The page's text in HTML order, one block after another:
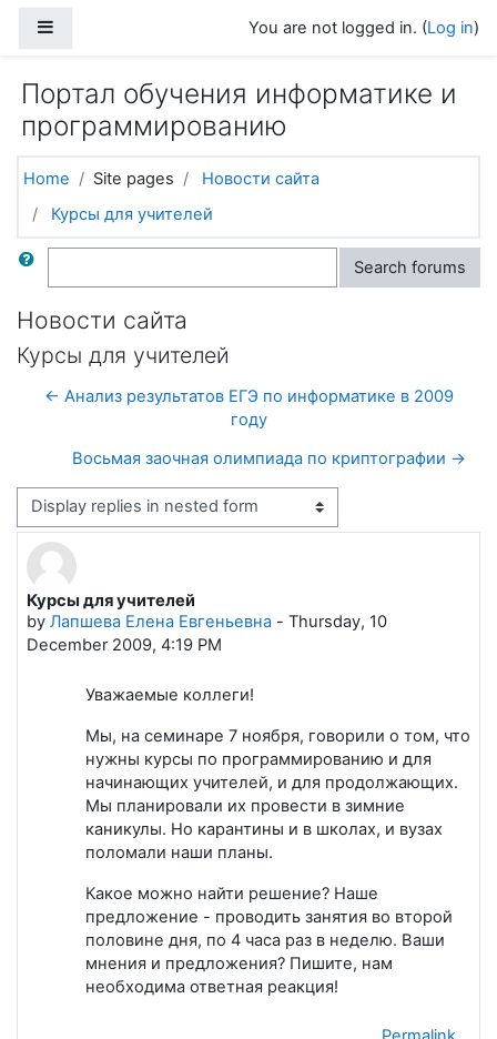
You are not logged in. (Log in)
Портал обучения информатике и
программированию
Home Site pages
Новости сайта
Курсы для учителей
Search Search forums
Новости сайта
Курсы для учителей
← Анализ результатов ЕГЭ по информатике в 2009
году
Восьмая заочная олимпиада по криптографии →
Display mode
Курсы для учителей
by Лапшева Елена Евгеньевна - Thursday, 10
December 2009, 4:19 PM
Number of replies: 0
Уважаемые коллеги!
Мы, на семинаре 7 ноября, говорили о том, что
нужны курсы по программированию и для
начинающих учителей, и для продолжающих.
Мы планировали их провести в зимние
каникулы. Но карантины и в школах, и вузах
поломали наши планы.
Какое можно найти решение? Наше
предложение - проводить занятия во второй
половине дня, по 4 часа раз в неделю. Ваши
мнения и предложения? Пишите, нам
необходима ответная реакция!